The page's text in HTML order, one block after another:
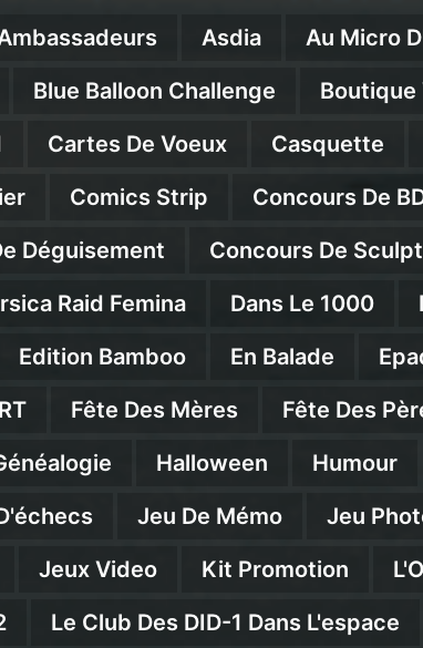
Asdia
Au Micro
Blue Balloon Challenge
Boutique
Cartes De Voeux Casquette
Comics Strip
Concours De
Déguisement
Concours De
Raid Femina Dans Le 1000
Edition Bamboo En Balade
Fête Des Mères
Fête Des
Halloween
Humour
Jeu De Mémo
Jeu
Jeux Video Kit Promotion
Le Club Des DID-1 Dans L'espace